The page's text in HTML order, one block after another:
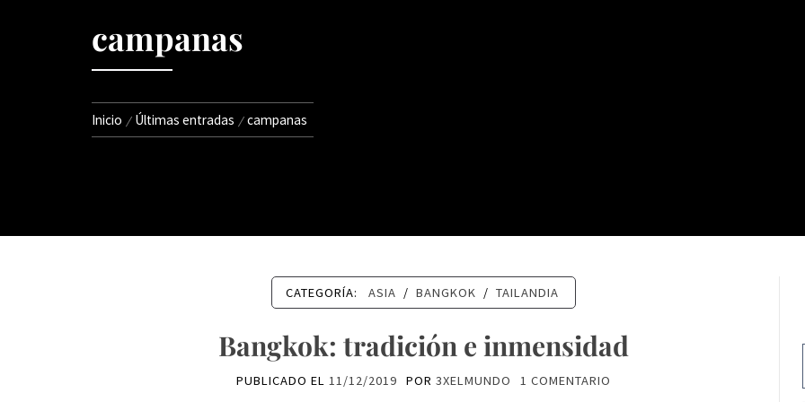
campanas
Inicio Últimas entradas campanas
CATEGORÍA: ASIA / BANGKOK / TAILANDIA
Bangkok: tradición e inmensidad
PUBLICADO EL11/12/2019 POR3XELMUNDO 1 COMENTARIO